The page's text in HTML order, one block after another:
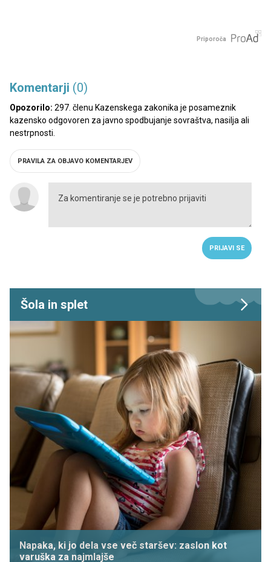
Priporoča
Komentarji (0)
Opozorilo: 297. členu Kazenskega zakonika je posameznik
kazensko odgovoren za javno spodbujanje sovraštva, nasilja ali
nestrpnosti.
PRAVILA ZA OBJAVO KOMENTARJEV
PRIJAVI SE
Šola in splet
Napaka, ki jo dela vse več staršev: zaslon kot
varuška za najmlajše